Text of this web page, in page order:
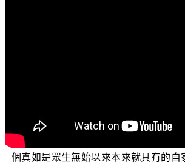
能夠現觀自己的真如；真如的運作，出
十二處、十八界，出生了山河大地等等
個真如是眾生無始以來本來就具有的自